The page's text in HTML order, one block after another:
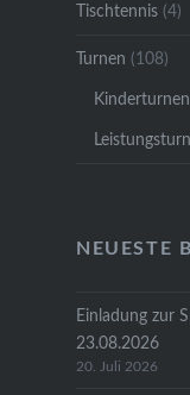
Tischtennis(4)
Turnen (108)
Kinderturnen
NEUESTE
Einladung zur
23.08.2026
20. Juli 2026